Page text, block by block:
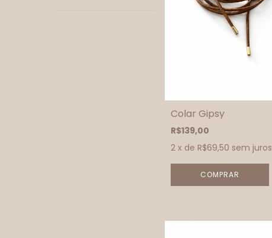
Colar Gipsy
R$139,00
2 x de R$69,50 sem juros
COMPRAR